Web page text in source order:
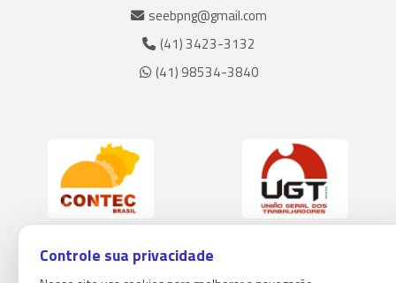
seebpng@gmail.com
(41) 3423-3132
(41) 98534-3840
Controle sua privacidade